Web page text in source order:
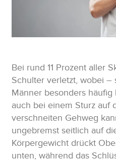
Bei rund 11 Prozent aller
Schulter verletzt, wobei –
Männer besonders
auch bei einem Sturz auf
verschneiten Gehweg
ungebremst seitlich auf
Körpergewicht drückt
unten, während das